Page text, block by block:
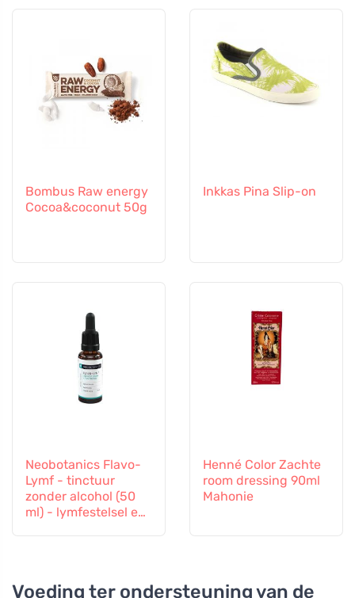
Bombus Raw energy
Cocoa&coconut 50g
Inkkas Pina Slip-on
Neobotanics Flavo-
Lymf - tinctuur
zonder alcohol (50
ml) - lymfestelsel en
Henné Color Zachte
room dressing 90ml
Mahonie
Voeding ter ondersteuning van de